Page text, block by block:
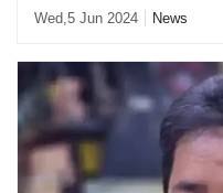
Wed,5 Jun 2024 News